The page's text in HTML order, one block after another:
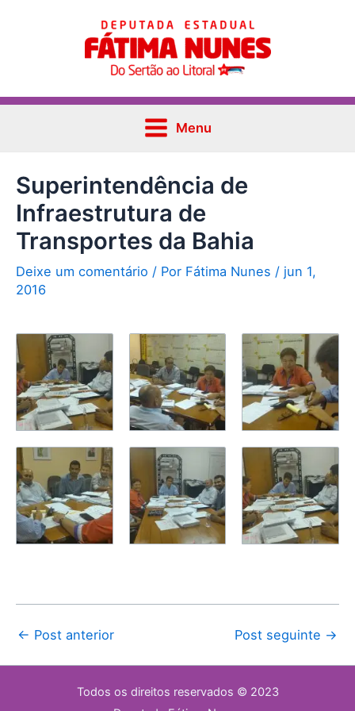
Main
Menu
Menu
Superintendência de
Infraestrutura de
Transportes da Bahia
Deixe um comentário / Por Fátima Nunes / jun 1,
2016
← Post anterior Post seguinte →
Todos os direitos reservados © 2023